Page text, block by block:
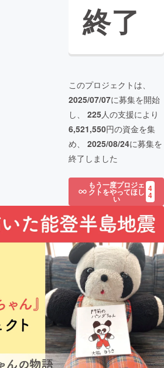
終了
このプロジェクトは、
2025/07/07に募集を開始
し、 225人の支援により
6,521,550円の資金を集
め、 2025/08/24に募集を
終了しました
もう一度プロジェ
クトをやってほし
い
4
4